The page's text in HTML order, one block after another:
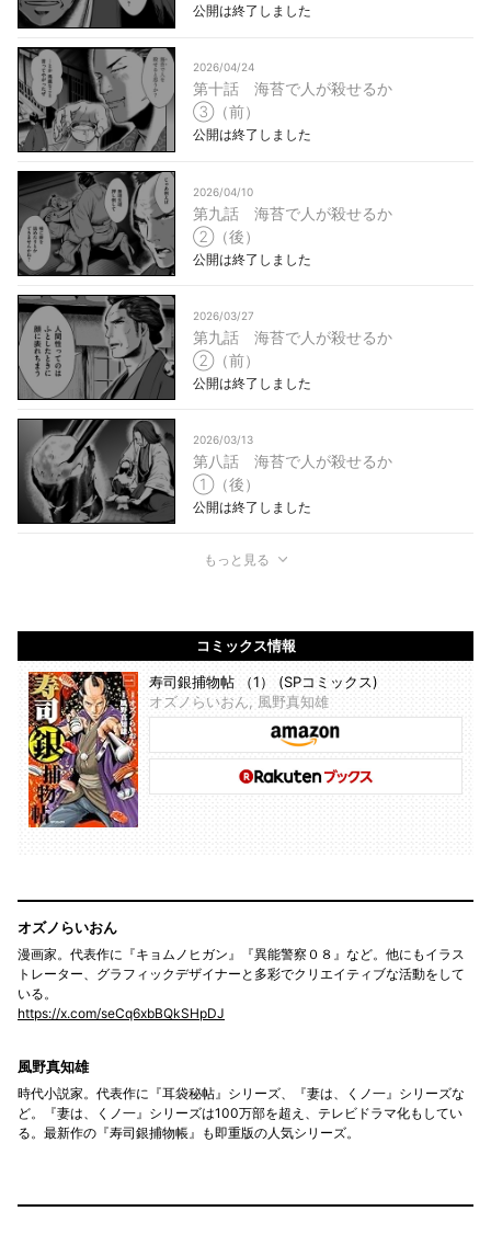
公開は終了しました
2026/04/24
第十話 海苔で人が殺せるか
③（前）
公開は終了しました
2026/04/10
第九話 海苔で人が殺せるか
②（後）
公開は終了しました
2026/03/27
第九話 海苔で人が殺せるか
②（前）
公開は終了しました
2026/03/13
第八話 海苔で人が殺せるか
①（後）
公開は終了しました
もっと見る
コミックス情報
寿司銀捕物帖 （1） (SPコミックス)
オズノらいおん, 風野真知雄
オズノらいおん
漫画家。代表作に『キョムノヒガン』『異能警察０８』など。他にもイラス
トレーター、グラフィックデザイナーと多彩でクリエイティブな活動をして
いる。
https://x.com/seCq6xbBQkSHpDJ
風野真知雄
時代小説家。代表作に『耳袋秘帖』シリーズ、『妻は、くノ一』シリーズな
ど。『妻は、くノ一』シリーズは100万部を超え、テレビドラマ化もしてい
る。最新作の『寿司銀捕物帳』も即重版の人気シリーズ。